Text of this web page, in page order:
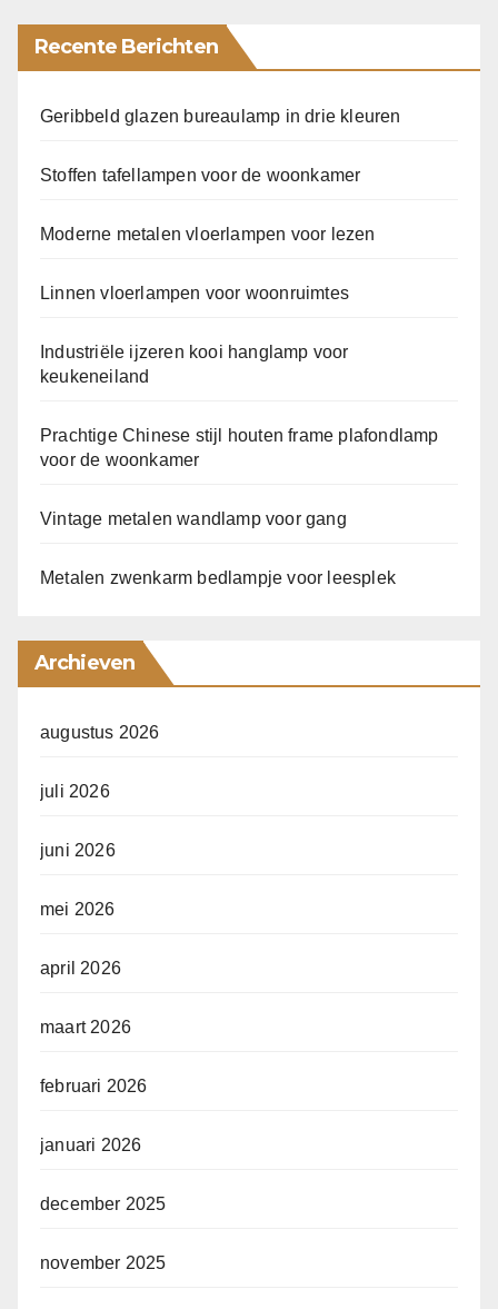
Recente Berichten
Geribbeld glazen bureaulamp in drie kleuren
Stoffen tafellampen voor de woonkamer
Moderne metalen vloerlampen voor lezen
Linnen vloerlampen voor woonruimtes
Industriële ijzeren kooi hanglamp voor
keukeneiland
Prachtige Chinese stijl houten frame plafondlamp
voor de woonkamer
Vintage metalen wandlamp voor gang
Metalen zwenkarm bedlampje voor leesplek
Archieven
augustus 2026
juli 2026
juni 2026
mei 2026
april 2026
maart 2026
februari 2026
januari 2026
december 2025
november 2025